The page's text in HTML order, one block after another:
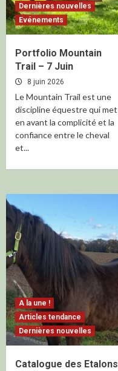
Dernières nouvelles
Evénements
Portfolio Mountain
Trail – 7 Juin
8 juin 2026
Le Mountain Trail est une
discipline équestre qui met
en avant la complicité et la
confiance entre le cheval
et...
A la une !
Articles tendance
Dernières nouvelles
Catalogue des Etalons